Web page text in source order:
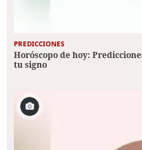
PREDICCIONES
Horóscopo de hoy:
tu signo